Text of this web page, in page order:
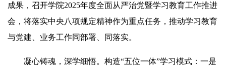
成果，召开学院2025年度全面从严治党暨学习教育工作推进
会，将落实中央八项规定精神作为重点任务，推动学习教育
与党建、业务工作同部署、同落实。
凝心铸魂，深学细悟。构造“五位一体”学习模式：一是